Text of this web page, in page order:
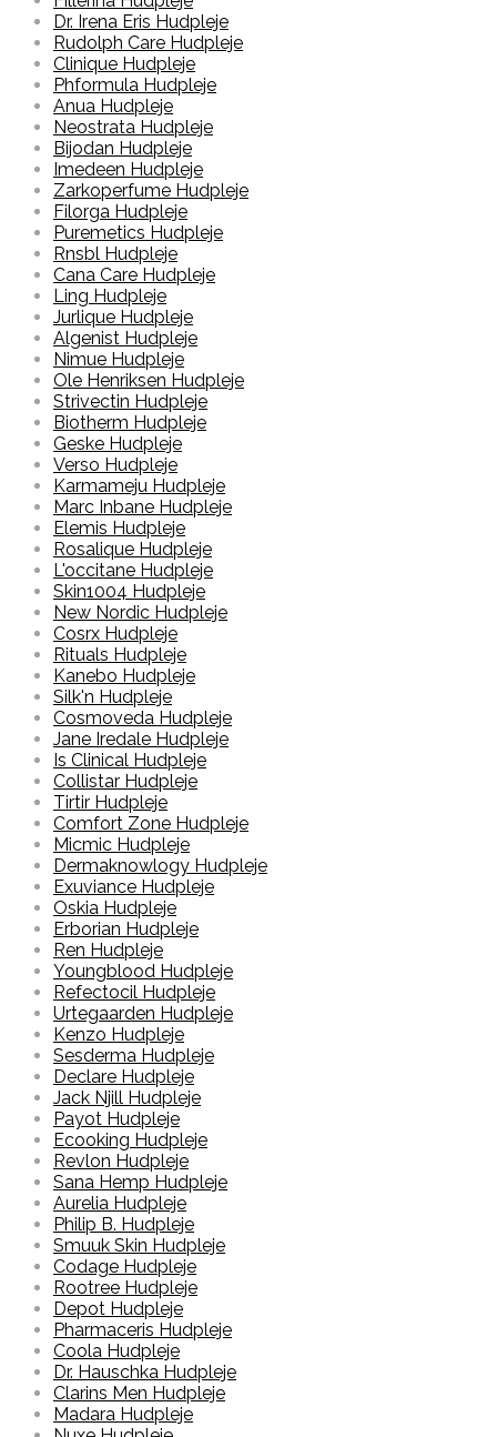
Dr. Irena Eris Hudpleje
Rudolph Care Hudpleje
Clinique Hudpleje
Phformula Hudpleje
Anua Hudpleje
Neostrata Hudpleje
Bijodan Hudpleje
Imedeen Hudpleje
Zarkoperfume Hudpleje
Filorga Hudpleje
Puremetics Hudpleje
Rnsbl Hudpleje
Cana Care Hudpleje
Ling Hudpleje
Jurlique Hudpleje
Algenist Hudpleje
Nimue Hudpleje
Ole Henriksen Hudpleje
Strivectin Hudpleje
Biotherm Hudpleje
Geske Hudpleje
Verso Hudpleje
Karmameju Hudpleje
Marc Inbane Hudpleje
Elemis Hudpleje
Rosalique Hudpleje
L'occitane Hudpleje
Skin1004 Hudpleje
New Nordic Hudpleje
Cosrx Hudpleje
Rituals Hudpleje
Kanebo Hudpleje
Silk'n Hudpleje
Cosmoveda Hudpleje
Jane Iredale Hudpleje
Is Clinical Hudpleje
Collistar Hudpleje
Tirtir Hudpleje
Comfort Zone Hudpleje
Micmic Hudpleje
Dermaknowlogy Hudpleje
Exuviance Hudpleje
Oskia Hudpleje
Erborian Hudpleje
Ren Hudpleje
Youngblood Hudpleje
Refectocil Hudpleje
Urtegaarden Hudpleje
Kenzo Hudpleje
Sesderma Hudpleje
Declare Hudpleje
Jack Njill Hudpleje
Payot Hudpleje
Ecooking Hudpleje
Revlon Hudpleje
Sana Hemp Hudpleje
Aurelia Hudpleje
Philip B. Hudpleje
Smuuk Skin Hudpleje
Codage Hudpleje
Rootree Hudpleje
Depot Hudpleje
Pharmaceris Hudpleje
Coola Hudpleje
Dr. Hauschka Hudpleje
Clarins Men Hudpleje
Madara Hudpleje